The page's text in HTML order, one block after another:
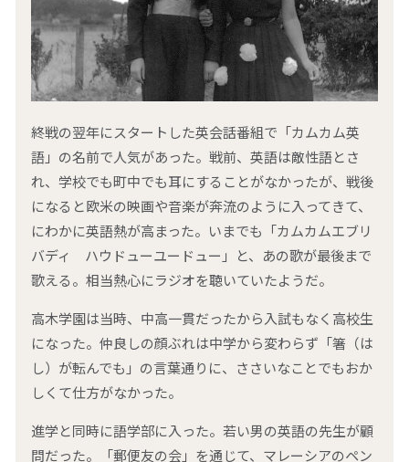
サービスブランド
“視点発見”メディア「ハッケン・テンプ」
パーソルテンプスタッフへの
お問い合わせ
0120-106-102
平日 9:00 - 18:00
仕事をお探しの方 企業のご担当の方
採用情報
終戦の翌年にスタートした英会話番組で「カムカム英
語」の名前で人気があった。戦前、英語は敵性語とさ
れ、学校でも町中でも耳にすることがなかったが、戦後
になると欧米の映画や音楽が奔流のように入ってきて、
にわかに英語熱が高まった。いまでも「カムカムエブリ
バディ ハウドューユードュー」と、あの歌が最後まで
歌える。相当熱心にラジオを聴いていたようだ。
高木学園は当時、中高一貫だったから入試もなく高校生
になった。仲良しの顔ぶれは中学から変わらず「箸（は
し）が転んでも」の言葉通りに、ささいなことでもおか
しくて仕方がなかった。
進学と同時に語学部に入った。若い男の英語の先生が顧
問だった。「郵便友の会」を通じて、マレーシアのペン